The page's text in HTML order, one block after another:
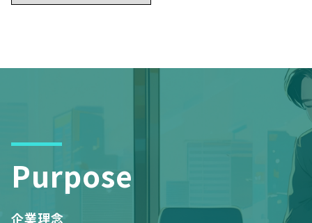
Purpose
企業理念